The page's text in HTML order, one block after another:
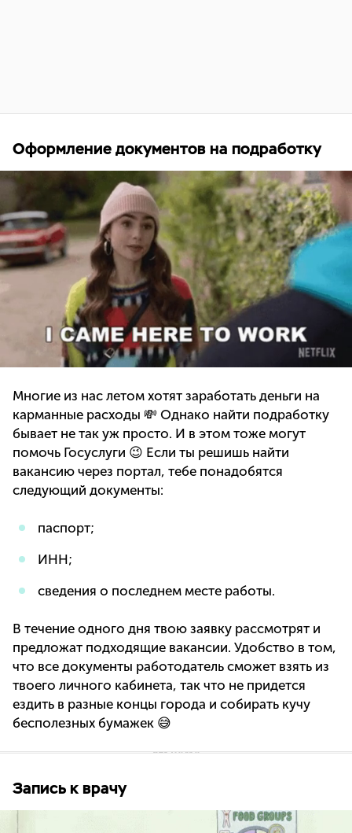
Оформление документов на подработку
Многие из нас летом хотят заработать деньги на
карманные расходы 💸 Однако найти подработку
бывает не так уж просто. И в этом тоже могут
помочь Госуслуги 😉 Если ты решишь найти
вакансию через портал, тебе понадобятся
следующий документы:
паспорт;
ИНН;
сведения о последнем месте работы.
В течение одного дня твою заявку рассмотрят и
предложат подходящие вакансии. Удобство в том,
что все документы работодатель сможет взять из
твоего личного кабинета, так что не придется
ездить в разные концы города и собирать кучу
бесполезных бумажек 😅
Запись к врачу